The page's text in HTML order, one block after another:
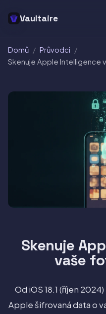
Vaultaire
Domů / Průvodci /
Skenuje Apple Intelligence
Skenuje
vaše
Od iOS 18.1 (říjen
Apple šifrovaná data o